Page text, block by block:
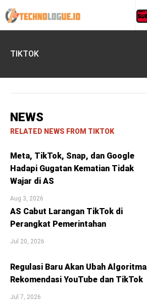
TIKTOK
NEWS
RELATED NEWS FROM TIKTOK
Meta, TikTok, Snap, dan Google
Hadapi Gugatan Kematian Tidak
Wajar di AS
Aug 3, 2026
AS Cabut Larangan TikTok di
Perangkat Pemerintahan
Jul 20, 2026
Regulasi Baru Akan Ubah Algoritma
Rekomendasi YouTube dan TikTok
Jul 7, 2026